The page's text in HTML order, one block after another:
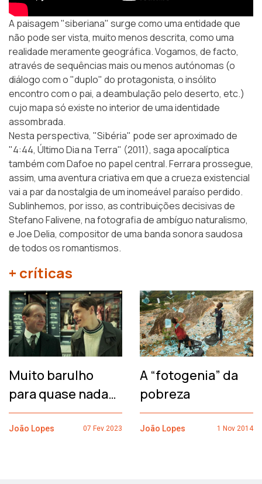
A paisagem "siberiana" surge como uma entidade que
não pode ser vista, muito menos descrita, como uma
realidade meramente geográfica. Vogamos, de facto,
através de sequências mais ou menos autónomas (o
diálogo com o "duplo" do protagonista, o insólito
encontro com o pai, a deambulação pelo deserto, etc.)
cujo mapa só existe no interior de uma identidade
assombrada.
Nesta perspectiva, "Sibéria" pode ser aproximado de
"4:44, Último Dia na Terra" (2011), saga apocalíptica
também com Dafoe no papel central. Ferrara prossegue,
assim, uma aventura criativa em que a crueza existencial
vai a par da nostalgia de um inomeável paraíso perdido.
Sublinhemos, por isso, as contribuições decisivas de
Stefano Falivene, na fotografia de ambíguo naturalismo,
e Joe Delia, compositor de uma banda sonora saudosa
de todos os romantismos.
+ críticas
Muito barulho
para quase nada…
João Lopes 07 Fev 2023
A “fotogenia” da
pobreza
João Lopes 1 Nov 2014